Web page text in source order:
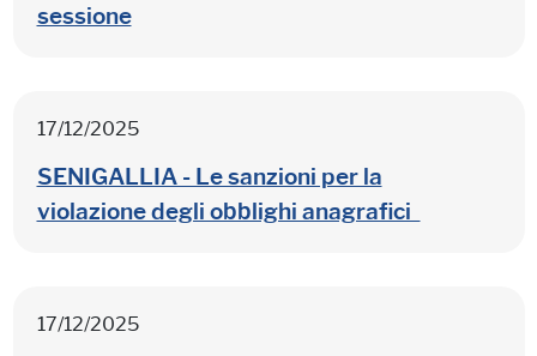
sessione
17/12/2025
SENIGALLIA - Le sanzioni per la
violazione degli obblighi anagrafici
17/12/2025